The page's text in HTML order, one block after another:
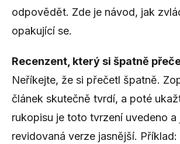
odpovědět. Zde je návod, jak
opakující se.
Recenzent, který si špatně
Neříkejte, že si přečetl špatně.
článek skutečně tvrdí, a poté
rukopisu je toto tvrzení uvedeno a
revidovaná verze jasnější.